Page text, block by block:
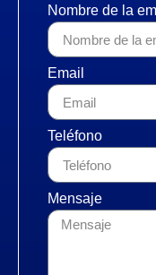
Nombre de la
Email
Teléfono
Mensaje